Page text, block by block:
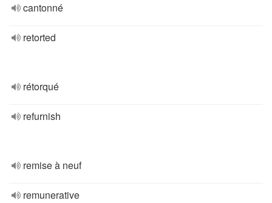
cantonné
retorted
rétorqué
refurnish
remise à neuf
remunerative